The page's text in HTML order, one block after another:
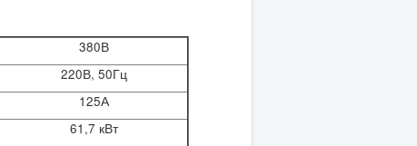
380В
220В, 50Гц
125А
61,7 кВт